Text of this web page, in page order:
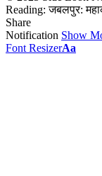
Reading: जबलपुर:
Share
Notification Show
Font ResizerAa